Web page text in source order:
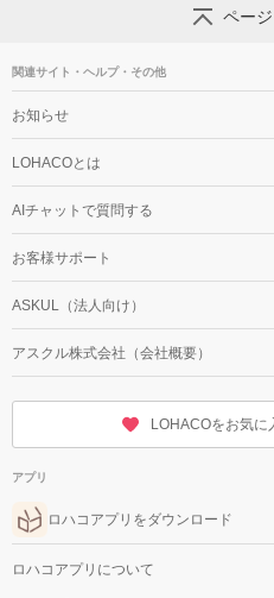
ペー
関連サイト・ヘルプ・その他
お知らせ
LOHACOとは
AIチャットで質問する
お客様サポート
ASKUL（法人向け）
アスクル株式会社（会社概要）
LOHACOをお気に
アプリ
ロハコアプリをダウンロード
ロハコアプリについて